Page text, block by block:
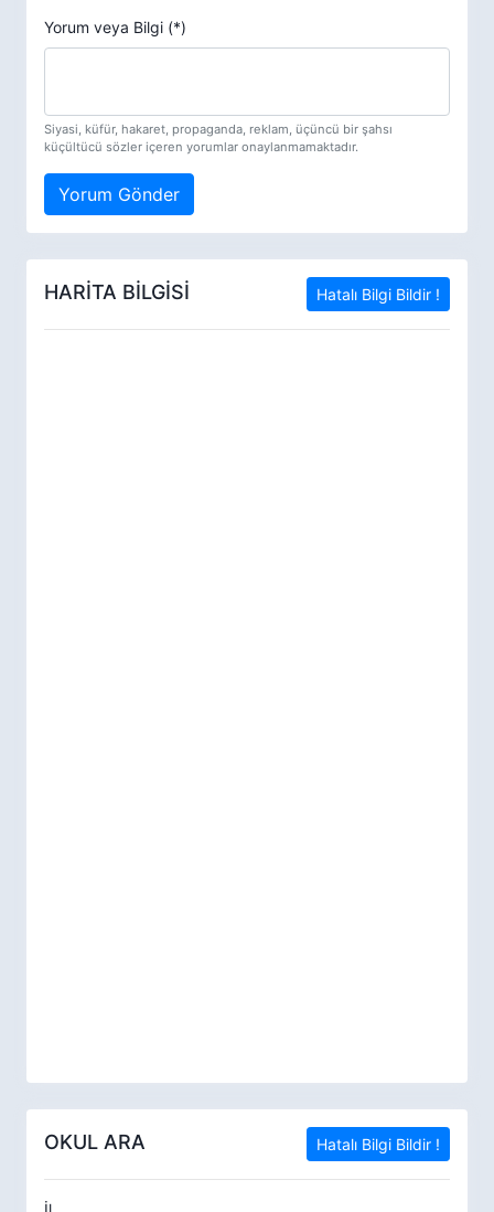
Yorum veya Bilgi (*)
Siyasi, küfür, hakaret, propaganda, reklam, üçüncü bir şahsı
küçültücü sözler içeren yorumlar onaylanmamaktadır.
Yorum Gönder
HARİTA BİLGİSİ Hatalı Bilgi Bildir !
OKUL ARA Hatalı Bilgi Bildir !